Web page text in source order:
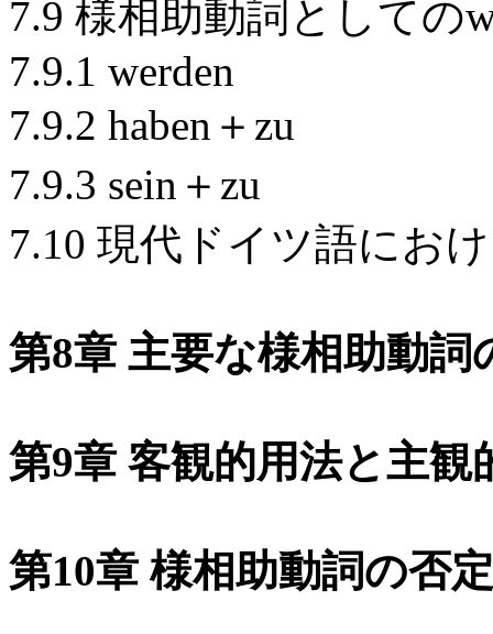
7.9 様相助動詞としての
7.9.1 werden
7.9.2 haben＋zu
7.9.3 sein＋zu
7.10 現代ドイツ語にお
第8章 主要な様相助動
第9章 客観的用法と主観
第10章 様相助動詞の否